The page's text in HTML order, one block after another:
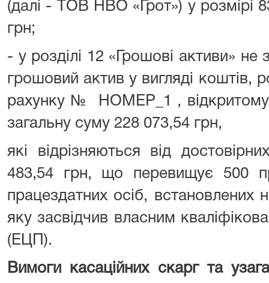
(далі - ТОВ НВО «Грот») у розмірі
грн;
- у розділі 12 «Грошові активи» не
грошовий актив у вигляді коштів,
рахунку № НОМЕР_1 ,
загальну суму 228 073,54 грн,
які відрізняються від
483,54 грн, що перевищує 500
працездатних осіб, встановлених
яку засвідчив власним
(ЕЦП).
Вимоги касаційних скарг та